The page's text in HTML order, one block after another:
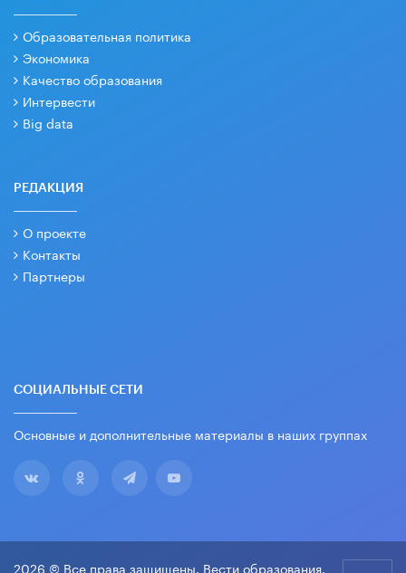
Образовательная политика
Экономика
Качество образования
Интервести
Big data
РЕДАКЦИЯ
О проекте
Контакты
Партнеры
СОЦИАЛЬНЫЕ СЕТИ
Основные и дополнительные материалы в наших группах
2026 © Все права защищены. Вести образования.